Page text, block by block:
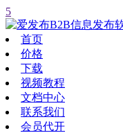
5
首页
价格
下载
视频教程
文档中心
联系我们
会员代开